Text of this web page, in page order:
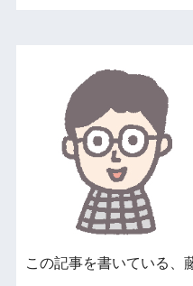
この記事を書いている、